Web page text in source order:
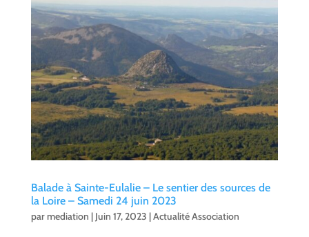
Balade à Sainte-Eulalie – Le sentier des sources de
la Loire – Samedi 24 juin 2023
parmediation | Juin 17, 2023 |Actualité Association